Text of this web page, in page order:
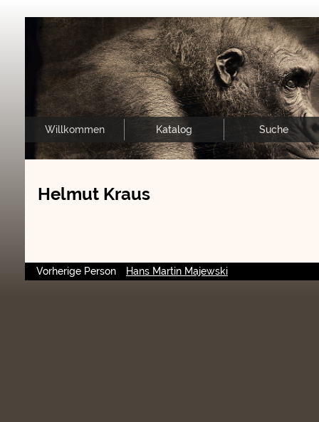
Willkommen Katalog Suche
Helmut Kraus
Vorherige Person Hans Martin Majewski